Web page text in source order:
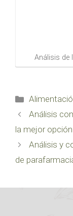
Análisis de
Categorías
Análisis
la mejor
Análisis y
de